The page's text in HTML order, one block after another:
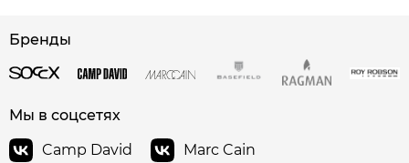
Бренды
Мы в соцсетях
Camp David
Marc Cain